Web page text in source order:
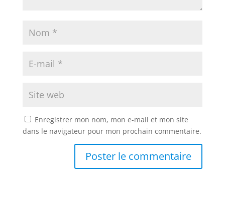
Enregistrer mon nom, mon e-mail et mon site
dans le navigateur pour mon prochain commentaire.